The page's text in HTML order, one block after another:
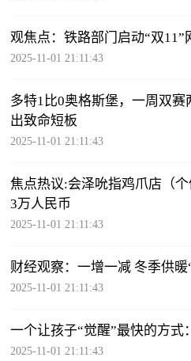
观焦点：铁路部门启动“双
2025-11-01 21:11:43
多特1比0奥格斯堡，一周双
出致命短板
2025-11-01 21:11:43
焦点热议:会泽吮指鸡爪店（
3万人民币
2025-11-01 21:11:43
财经观察：一增一减 冬季供
2025-11-01 21:11:43
一个让孩子“觉醒”最快的方式
2025-11-01 21:11:43